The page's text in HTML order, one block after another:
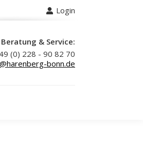
Login
Beratung & Service:
(0) 228 - 90 82 70
bonn.de